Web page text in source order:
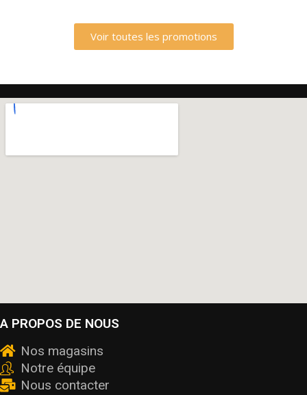
Voir toutes les promotions
A PROPOS DE NOUS
Nos magasins
Notre équipe
Nous contacter